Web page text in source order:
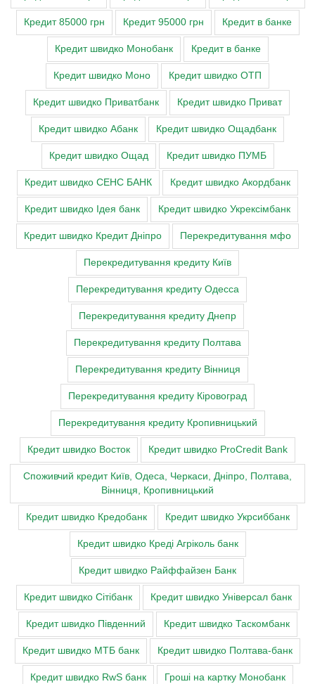
Кредит 85000 грн Кредит 95000 грн Кредит в банке
Кредит швидко Монобанк Кредит в банке
Кредит швидко Моно Кредит швидко ОТП
Кредит швидко Приватбанк Кредит швидко Приват
Кредит швидко Абанк Кредит швидко Ощадбанк
Кредит швидко Ощад Кредит швидко ПУМБ
Кредит швидко СЕНС БАНК Кредит швидко Акордбанк
Кредит швидко Ідея банк Кредит швидко Укрексімбанк
Кредит швидко Кредит Дніпро Перекредитування мфо
Перекредитування кредиту Київ
Перекредитування кредиту Одесса
Перекредитування кредиту Днепр
Перекредитування кредиту Полтава
Перекредитування кредиту Вінниця
Перекредитування кредиту Кіровоград
Перекредитування кредиту Кропивницький
Кредит швидко Восток Кредит швидко ProCredit Bank
Cпоживчий кредит Київ, Одеса, Черкаси, Дніпро, Полтава,
Вінниця, Кропивницький
Кредит швидко Кредобанк Кредит швидко Укрсиббанк
Кредит швидко Креді Агріколь банк
Кредит швидко Райффайзен Банк
Кредит швидко Сітібанк Кредит швидко Універсал банк
Кредит швидко Південний Кредит швидко Таскомбанк
Кредит швидко МТБ банк Кредит швидко Полтава-банк
Кредит швидко RwS банк Гроші на картку Монобанк